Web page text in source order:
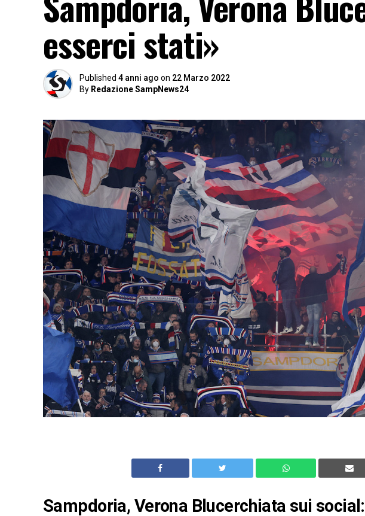
esserci stati»
Published 4 anni ago on 22 Marzo 2022
By Redazione SampNews24
Sampdoria, Verona Blucerchiata sui